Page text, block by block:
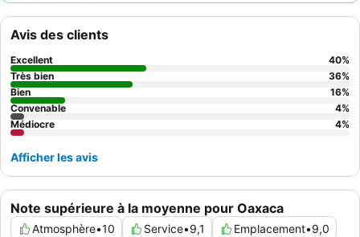
qualité-prix, ce qui en fait un choix idéal pour les
soucieux de leur budget
point de chute propre et bien situé pour explorer la ville. Il est
particulièrement adapté aux
voyageurs seuls
qui souhaitent découvrir la culture locale. Pour garantir une
expérience plus reposante, les clients peuvent envisager de
demander une chambre éloignée de la rue ou des sources de
chambres et salles de bains.
Note supérieure à la moyenne pour Oaxaca
Atmosphère•10 Service•9,1 Emplacement•9,0
Avis des clients
Excellent 40%
Très bien
36%
Bien
16%
Convenable
4%
Médiocre
4%
Afficher les avis